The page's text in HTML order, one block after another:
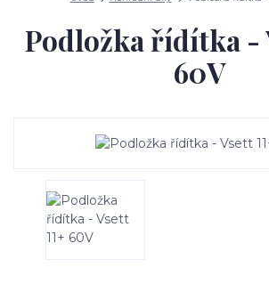
Podložka řídítka -
60V